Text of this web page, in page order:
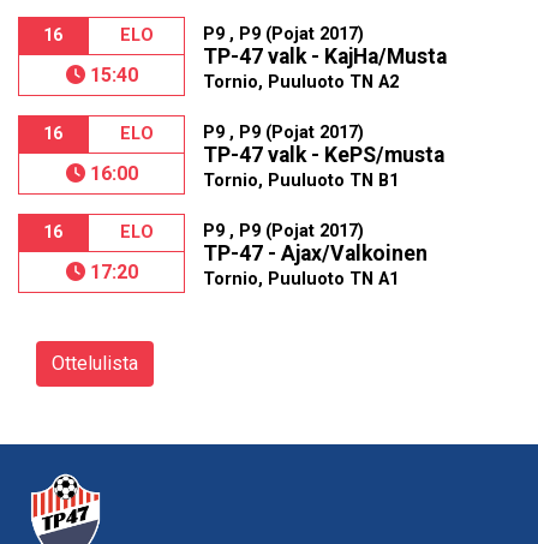
16 ELO
15:40
P9 , P9 (Pojat 2017)
TP-47 valk - KajHa/Musta
Tornio, Puuluoto TN A2
16 ELO
16:00
P9 , P9 (Pojat 2017)
TP-47 valk - KePS/musta
Tornio, Puuluoto TN B1
16 ELO
17:20
P9 , P9 (Pojat 2017)
TP-47 - Ajax/Valkoinen
Tornio, Puuluoto TN A1
Ottelulista